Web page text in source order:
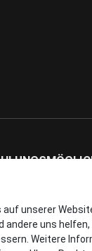
WIR
unserer
andere uns
Weitere